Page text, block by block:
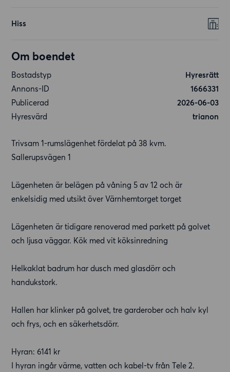
Hiss
Om boendet
Bostadstyp
Hyresrätt
Annons-ID
1666331
Publicerad
2026-06-03
Hyresvärd
trianon
Trivsam 1-rumslägenhet fördelat på 38 kvm.
Sallerupsvägen 1
Lägenheten är belägen på våning 5 av 12 och är
enkelsidig med utsikt över Värnhemtorget torget
Lägenheten är tidigare renoverad med parkett på golvet
och ljusa väggar. Kök med vit köksinredning
Helkaklat badrum har dusch med glasdörr och
handukstork.
Hallen har klinker på golvet, tre garderober och halv kyl
och frys, och en säkerhetsdörr.
Hyran: 6141 kr
I hyran ingår värme, vatten och kabel-tv från Tele 2.